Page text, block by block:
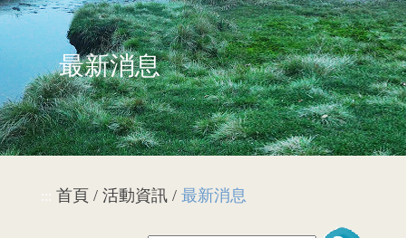
最新消息
首頁 / 活動資訊 / 最新消息